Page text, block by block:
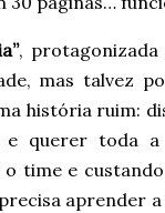
, protagonizada
mas talvez
história ruim:
querer toda
time e
aprender